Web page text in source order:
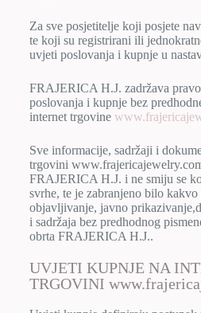
Za sve posjetitelje koji posjete
te koji su registrirani ili
uvjeti poslovanja i kupnje u
FRAJERICA H.J. zadržava
poslovanja i kupnje bez
internet trgovine
Sve informacije, sadržaji i
trgovini
FRAJERICA H.J. i ne smiju se
svrhe, te je zabranjeno bilo kakvo
objavljivanje, javno
i sadržaja bez predhodnog
obrta FRAJERICA H.J..
UVJETI KUPNJE NA
TRGOVINI